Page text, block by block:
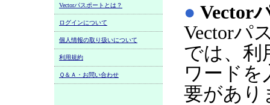
Vectorパスポートとは？
ログインについて
個人情報の取り扱いについて
利用規約
Ｑ＆Ａ・お問い合わせ
● Vector
Vectorパ
では、利
ワードを
要があり